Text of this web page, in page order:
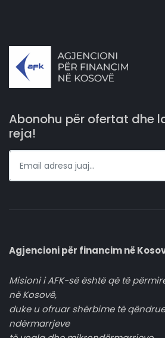
Abonohu për ofertat dhe
reja!
Agjencioni për financim në
Misioni i AFK-së është që të
në Kosovë,
duke u ofruar shërbime të
ndërmarrjeve